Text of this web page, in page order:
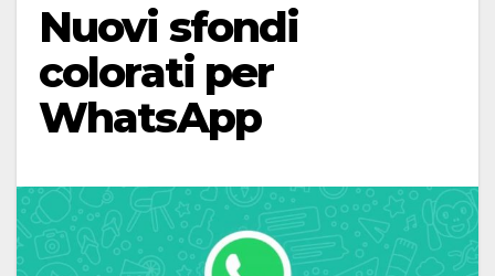
Nuovi sfondi
colorati per
WhatsApp